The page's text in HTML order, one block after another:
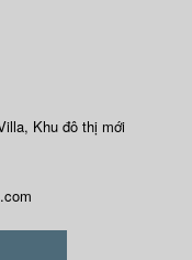
Khu đô thị mới